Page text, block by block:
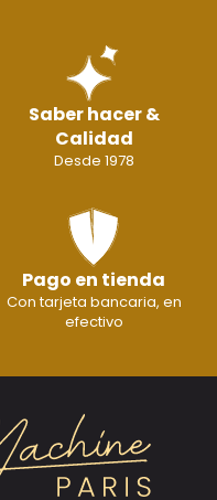
Saber hacer &
Calidad
Desde 1978
Pago en tienda
Con tarjeta bancaria, en
efectivo